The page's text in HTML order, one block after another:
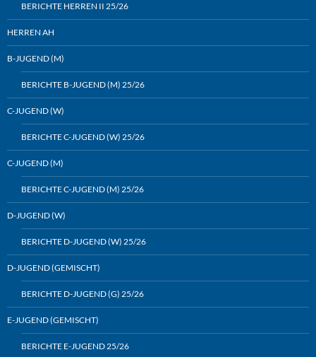
BERICHTE HERREN II 25/26
HERREN AH
B-JUGEND (M)
BERICHTE B-JUGEND (M) 25/26
C-JUGEND (W)
BERICHTE C-JUGEND (W) 25/26
C-JUGEND (M)
BERICHTE C-JUGEND (M) 25/26
D-JUGEND (W)
BERICHTE D-JUGEND (W) 25/26
D-JUGEND (GEMISCHT)
BERICHTE D-JUGEND (G) 25/26
E-JUGEND (GEMISCHT)
BERICHTE E-JUGEND 25/26